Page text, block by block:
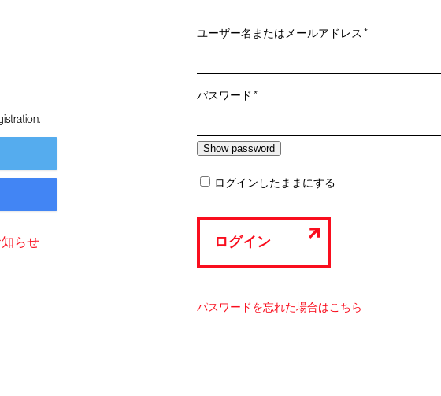
知らせ
ユーザー名またはメールアドレス*必
パスワード*必
ログインしたままにする
ログイン
パスワードを忘れた場合はこちら